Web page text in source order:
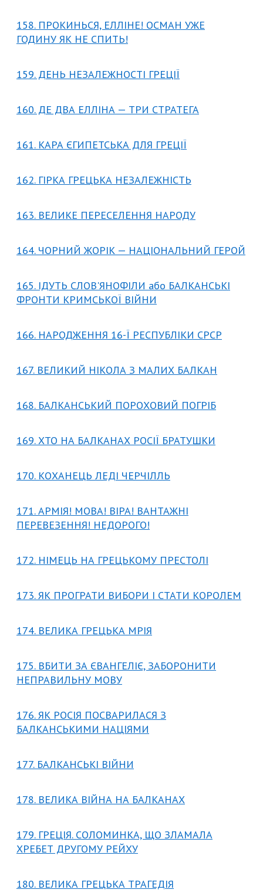
158. ПРОКИНЬСЯ, ЕЛЛІНЕ! ОСМАН УЖЕ
ГОДИНУ ЯК НЕ СПИТЬ!
159. ДЕНЬ НЕЗАЛЕЖНОСТІ ГРЕЦІЇ
160. ДЕ ДВА ЕЛЛІНА — ТРИ СТРАТЕГА
161. КАРА ЄГИПЕТСЬКА ДЛЯ ГРЕЦІЇ
162. ГІРКА ГРЕЦЬКА НЕЗАЛЕЖНІСТЬ
163. ВЕЛИКЕ ПЕРЕСЕЛЕННЯ НАРОДУ
164. ЧОРНИЙ ЖОРІК — НАЦІОНАЛЬНИЙ ГЕРОЙ
165. ІДУТЬ СЛОВ'ЯНОФІЛИ або БАЛКАНСЬКІ
ФРОНТИ КРИМСЬКОЇ ВІЙНИ
166. НАРОДЖЕННЯ 16-Ї РЕСПУБЛІКИ СРСР
167. ВЕЛИКИЙ НІКОЛА З МАЛИХ БАЛКАН
168. БАЛКАНСЬКИЙ ПОРОХОВИЙ ПОГРІБ
169. ХТО НА БАЛКАНАХ РОСІЇ БРАТУШКИ
170. КОХАНЕЦЬ ЛЕДІ ЧЕРЧІЛЛЬ
171. АРМІЯ! МОВА! ВІРА! ВАНТАЖНІ
ПЕРЕВЕЗЕННЯ! НЕДОРОГО!
172. НІМЕЦЬ НА ГРЕЦЬКОМУ ПРЕСТОЛІ
173. ЯК ПРОГРАТИ ВИБОРИ І СТАТИ КОРОЛЕМ
174. ВЕЛИКА ГРЕЦЬКА МРІЯ
175. ВБИТИ ЗА ЄВАНГЕЛІЄ, ЗАБОРОНИТИ
НЕПРАВИЛЬНУ МОВУ
176. ЯК РОСІЯ ПОСВАРИЛАСЯ З
БАЛКАНСЬКИМИ НАЦІЯМИ
177. БАЛКАНСЬКІ ВІЙНИ
178. ВЕЛИКА ВІЙНА НА БАЛКАНАХ
179. ГРЕЦІЯ. СОЛОМИНКА, ЩО ЗЛАМАЛА
ХРЕБЕТ ДРУГОМУ РЕЙХУ
180. ВЕЛИКА ГРЕЦЬКА ТРАГЕДІЯ